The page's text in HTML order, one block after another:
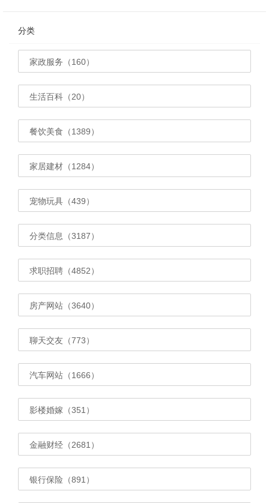
分类
家政服务（160）
生活百科（20）
餐饮美食（1389）
家居建材（1284）
宠物玩具（439）
分类信息（3187）
求职招聘（4852）
房产网站（3640）
聊天交友（773）
汽车网站（1666）
影楼婚嫁（351）
金融财经（2681）
银行保险（891）